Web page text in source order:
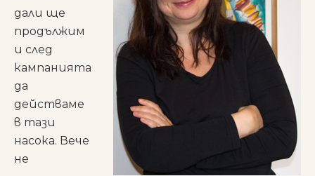
дали ще
продължим
и след
кампанията
да
действаме
в тази
насока. Вече
не